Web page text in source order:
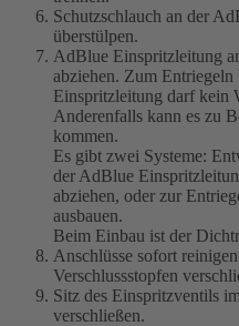
Schutzschlauch an der
überstülpen.
AdBlue Einspritzleitung
abziehen. Zum
Einspritzleitung darf kein
Anderenfalls kann es zu
kommen.
Es gibt zwei Systeme:
der AdBlue
abziehen, oder zur
ausbauen.
Beim Einbau ist der
Anschlüsse sofort
Verschlussstopfen
Sitz des Einspritzventils
verschließen.